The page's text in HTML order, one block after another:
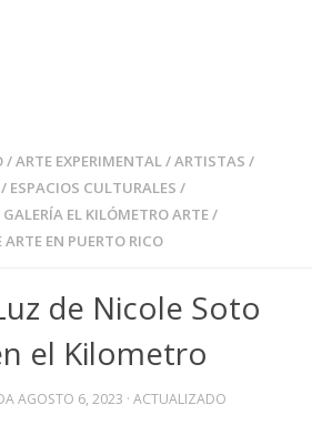
/ARTE EXPERIMENTAL/ARTISTAS /
/ ESPACIOS CULTURALES /
GALERÍA EL KILÓMETRO ARTE/
ARTE EN PUERTO RICO
de Nicole Soto
el Kilometro
AGOSTO 6, 2023 · ACTUALIZADO